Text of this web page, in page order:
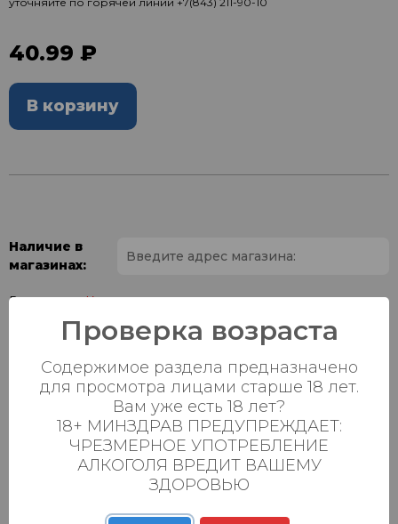
40.99 ₽
В корзину
Наличие в
магазинах:
Ваш город:
Батыршина 20Б
Пн-Вс с 08:00 до
23:00
Магистральная 22д
Пн-Вс с 08:00 до
23:00
Осиновская 2В,
Пестрецы
Пн-Вс с 09:00 до
23:00
1 шт.
23:00
Проверка возраста
Содержимое раздела предназначено
для просмотра лицами старше 18 лет.
Вам уже есть 18 лет?
18+ МИНЗДРАВ ПРЕДУПРЕЖДАЕТ:
ЧРЕЗМЕРНОЕ УПОТРЕБЛЕНИЕ
АЛКОГОЛЯ ВРЕДИТ ВАШЕМУ
ЗДОРОВЬЮ